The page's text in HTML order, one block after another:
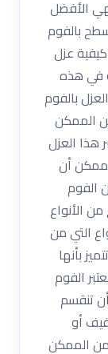
الأفضل
بالفوم
عزل
في هذه
بالفوم
الممكن
هذا العزل
أن
الفوم
الأنواع
التي من
بأنها
الفوم
تنقسم
أو
من الممكن